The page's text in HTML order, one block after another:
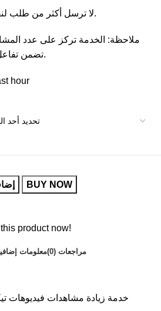
لا ترسل أكثر من طلب لنفس الرابط قبل انتهاء الأول.
تضمن تفاعل أو وصول حقيقي للجمهور.
hour
BUY NOW
product now!
معلومات مراجعات (0)
خدمة زيادة مشاهدات فيديوهات